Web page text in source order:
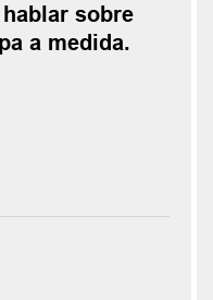
sobre
a medida.